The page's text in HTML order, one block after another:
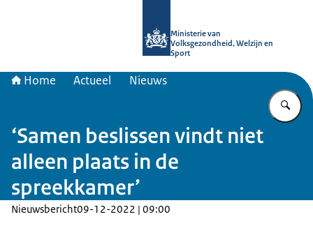
Ministerie van
Volksgezondheid, Welzijn en
Sport
Home Actueel Nieuws
‘Samen beslissen vindt niet
alleen plaats in de
spreekkamer’
Nieuwsbericht09-12-2022 | 09:00